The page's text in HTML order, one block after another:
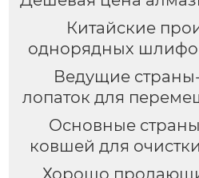
Китайские
однорядных
Ведущие
лопаток для
Основные
ковшей для
Хорошо